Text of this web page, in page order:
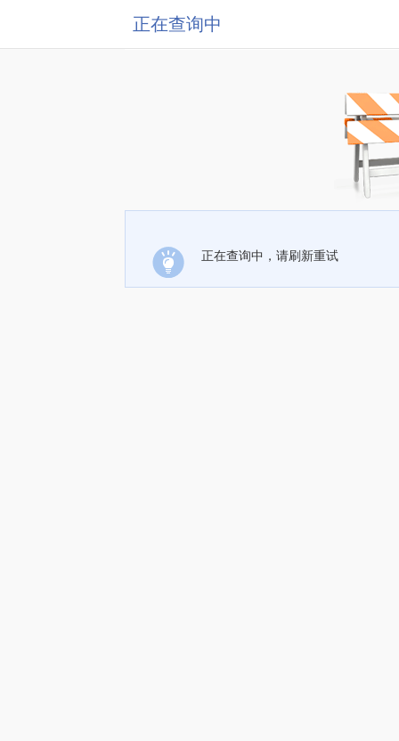
正在查询中
正在查询中，请刷新重试